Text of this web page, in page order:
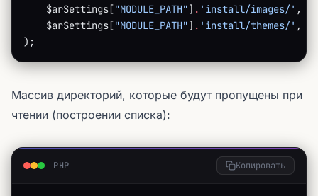
    $arSettings[
"MODULE_PATH"] . 'install/images/' ,
    $arSettings[
"MODULE_PATH"] . 'install/themes/' ,
);
Массив директорий, которые будут пропущены при
чтении (построении списка):
PHP Копировать